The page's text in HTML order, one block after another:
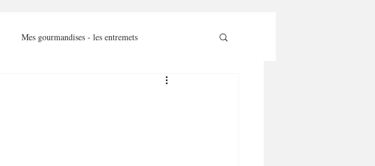
Mes gourmandises - les entremets